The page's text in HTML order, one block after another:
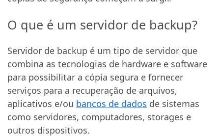
O que é um servidor de backup?
Servidor de backup é um tipo de servidor que
combina as tecnologias de hardware e software
para possibilitar a cópia segura e fornecer
serviços para a recuperação de arquivos,
aplicativos e/ou bancos de dados de sistemas
como servidores, computadores, storages e
outros dispositivos.